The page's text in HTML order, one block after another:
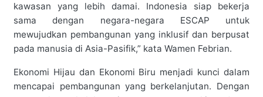
kawasan yang lebih damai. Indonesia siap bekerja
sama dengan negara-negara ESCAP untuk
mewujudkan pembangunan yang inklusif dan berpusat
pada manusia di Asia-Pasifik,” kata Wamen Febrian.
Ekonomi Hijau dan Ekonomi Biru menjadi kunci dalam
mencapai pembangunan yang berkelanjutan. Dengan